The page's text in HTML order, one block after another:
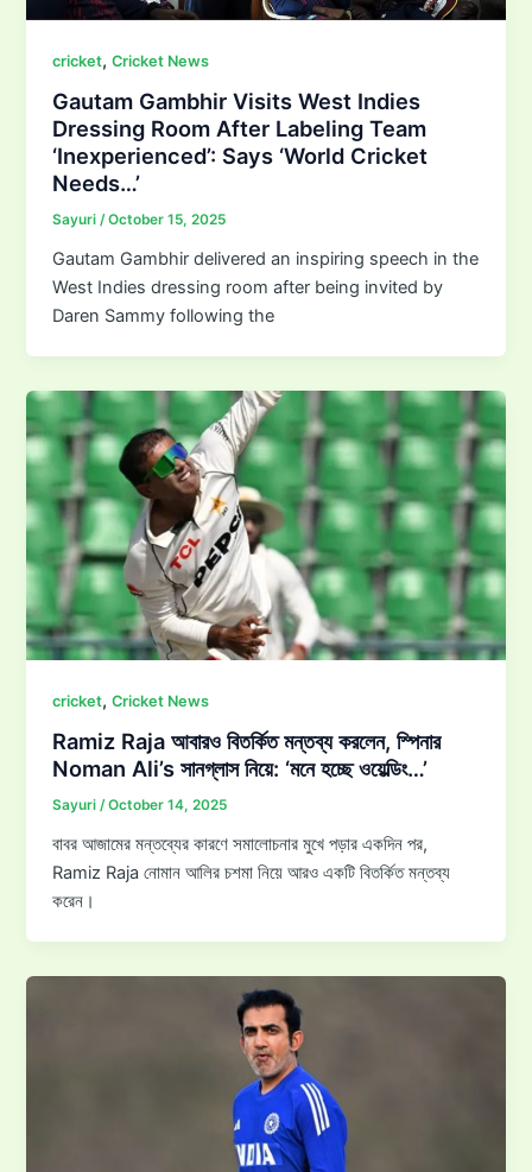
cricket,Cricket News
Gautam Gambhir Visits West Indies
Dressing Room After Labeling Team
‘Inexperienced’: Says ‘World Cricket
Needs…’
Sayuri/October 15, 2025
Gautam Gambhir delivered an inspiring speech in the
West Indies dressing room after being invited by
Daren Sammy following the
cricket,Cricket News
Ramiz Raja আবারও বিতর্কিত মন্তব্য করলেন, স্পিনার
Noman Ali’s সানগ্লাস নিয়ে: ‘মনে হচ্ছে ওয়েল্ডিং…’
Sayuri/October 14, 2025
বাবর আজামের মন্তব্যের কারণে সমালোচনার মুখে পড়ার একদিন পর,
Ramiz Raja নোমান আলির চশমা নিয়ে আরও একটি বিতর্কিত মন্তব্য
করেন।